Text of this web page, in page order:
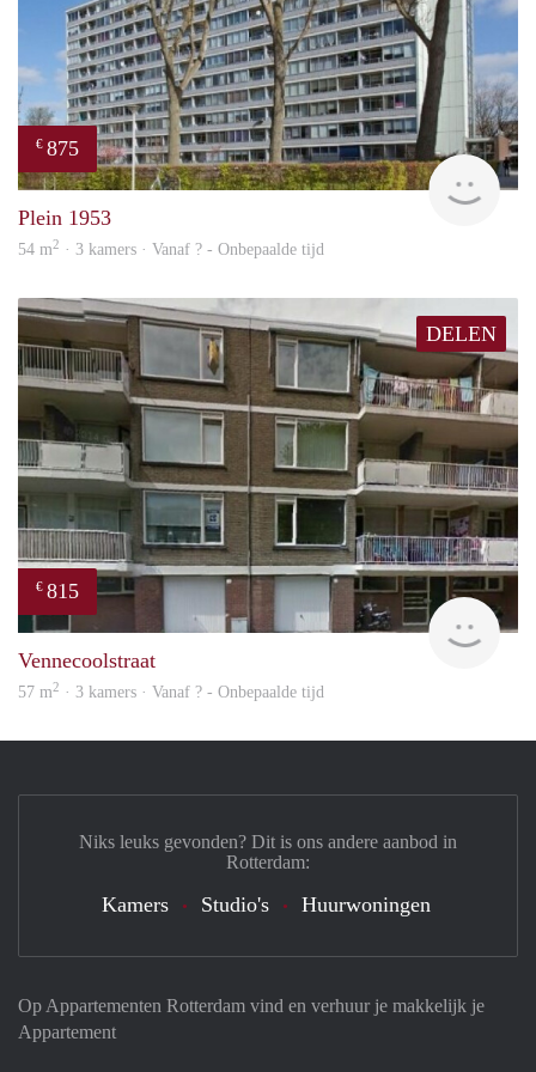
€ 875
Plein 1953
54 m2 · 3 kamers · Vanaf ? - Onbepaalde tijd
DELEN
€ 815
Vennecoolstraat
57 m2 · 3 kamers · Vanaf ? - Onbepaalde tijd
Op Appartementen Rotterdam vind en verhuur je makkelijk je
Appartement
Niks leuks gevonden? Dit is ons andere aanbod in
Rotterdam:
Kamers Studio's Huurwoningen